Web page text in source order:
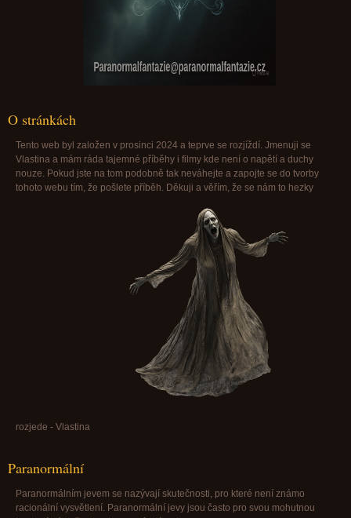
Paranormalfantazie@paranormalfantazie.cz
O stránkách
Tento web byl založen v prosinci 2024 a teprve se rozjíždí. Jmenuji se
Vlastina a mám ráda tajemné příběhy i filmy kde není o napětí a duchy
nouze. Pokud jste na tom podobně tak neváhejte a zapojte se do tvorby
tohoto webu tím, že pošlete příběh. Děkuji a věřím, že se nám to hezky
rozjede - Vlastina
Paranormální
Paranormálním jevem se nazývají skutečnosti, pro které není známo
racionální vysvětlení. Paranormální jevy jsou často pro svou mohutnou